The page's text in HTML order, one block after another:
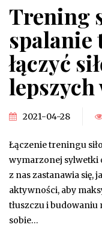
Trening
spalanie
łączyć
2021-04-28
Łączenie treningu
wymarzonej sylwetki
z nas zastanawia się,
aktywności, aby
tłuszczu i budowaniu
sobie…